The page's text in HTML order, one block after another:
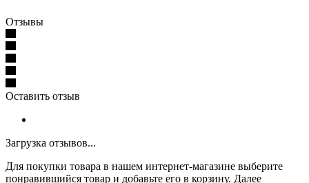
Отзывы
Оставить отзыв
Загрузка отзывов...
Для покупки товара в нашем интернет-магазине выберите
понравившийся товар и добавьте его в корзину. Далее